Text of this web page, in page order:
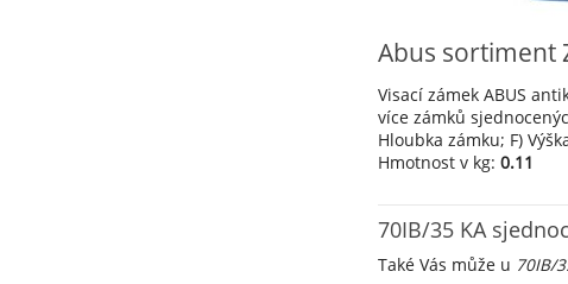
Abus sortiment
Visací zámek ABUS
více zámků
Hloubka zámku; F)
Hmotnost v kg:0.11
70IB/35 KA
Také Vás může u 70IB/